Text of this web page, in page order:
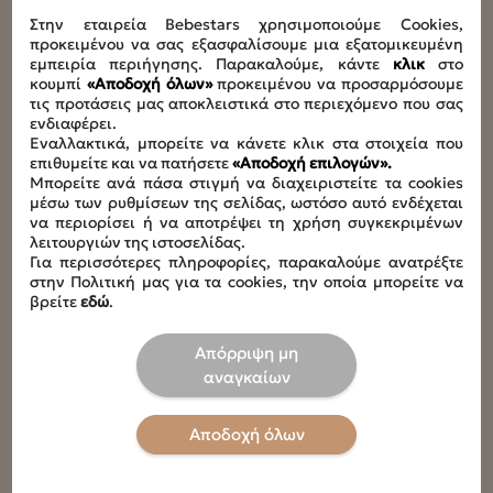
Μέγιστο ύψος παιδιού
40-150cm
Συνολικό φορτίο
14,8kg
Διαστάσεις καθίσματος με φορά πίσω
L67 x W45 x H60cm
Διαστάσεις καθίσματος με φορά εμπρός
L52 x W45 x H60cm
Ύψος από support leg
Ύψη προσκέφαλου
Στην εταιρεία Bebestars χρησιμοποιούμε Cookies,
προκειμένου να σας εξασφαλίσουμε μια εξατομικευμένη
εμπειρία περιήγησης. Παρακαλούμε, κάντε κλικ στο
κουμπί «Αποδοχή όλων»προκειμένου να προσαρμόσουμε
τις προτάσεις μας αποκλειστικά στο περιεχόμενο που σας
ενδιαφέρει.
Εναλλακτικά, μπορείτε να κάνετε κλικ στα στοιχεία που
επιθυμείτε και να πατήσετε«Αποδοχή επιλογών».
Μπορείτε ανά πάσα στιγμή να διαχειριστείτε τα cookies
μέσω των ρυθμίσεων της σελίδας, ωστόσο αυτό ενδέχεται
να περιορίσει ή να αποτρέψει τη χρήση συγκεκριμένων
λειτουργιών της ιστοσελίδας.
Για περισσότερες πληροφορίες, παρακαλούμε ανατρέξτε
στην Πολιτική μας για τα cookies, την οποία μπορείτε να
βρείτεεδώ.
Απόρριψη μη
αναγκαίων
Αποδοχή όλων